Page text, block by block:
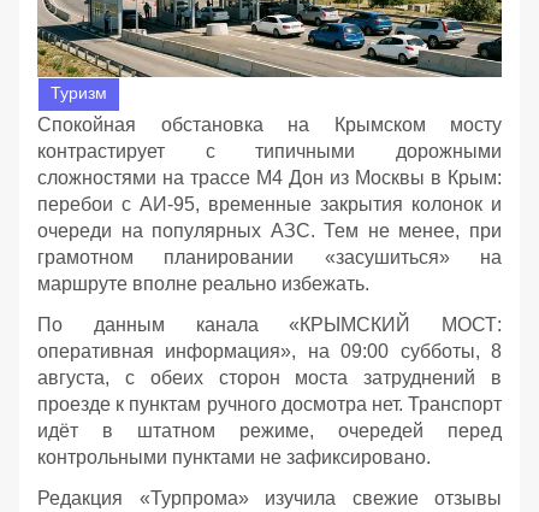
Туризм
Спокойная обстановка на Крымском мосту
контрастирует с типичными дорожными
сложностями на трассе М4 Дон из Москвы в Крым:
перебои с АИ‑95, временные закрытия колонок и
очереди на популярных АЗС. Тем не менее, при
грамотном планировании «засушиться» на
маршруте вполне реально избежать.
По данным канала «КРЫМСКИЙ МОСТ:
оперативная информация», на 09:00 субботы, 8
августа, с обеих сторон моста затруднений в
проезде к пунктам ручного досмотра нет. Транспорт
идёт в штатном режиме, очередей перед
контрольными пунктами не зафиксировано.
Редакция «Турпрома» изучила свежие отзывы